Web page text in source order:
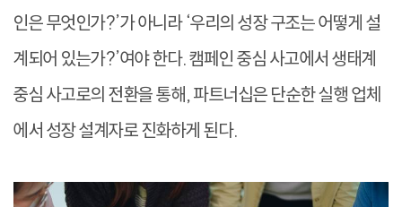
인은 무엇인가?’가 아니라 ‘우리의 성장 구조는 어떻게 설
계되어 있는가?’여야 한다. 캠페인 중심 사고에서 생태계
중심 사고로의 전환을 통해, 파트너십은 단순한 실행 업체
에서 성장 설계자로 진화하게 된다.